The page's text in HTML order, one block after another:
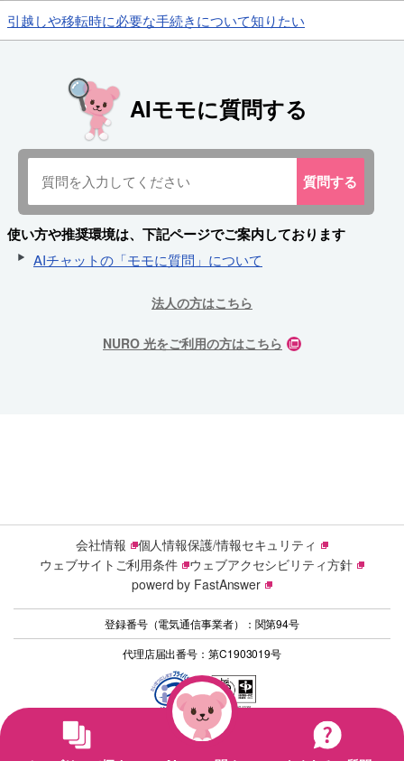
引越しや移転時に必要な手続きについて知りたい
AIモモに質問する
質問する
使い方や推奨環境は、下記ページでご案内しております
AIチャットの「モモに質問」について
法人の方はこちら
NURO 光をご利用の方はこちら
会社情報
個人情報保護/情報セキュリティ
ウェブサイトご利用条件
ウェブアクセシビリティ方針
powerd by FastAnswer
登録番号（電気通信事業者）：関第94号
代理店届出番号：第C1903019号
© 2026 Sony Network Communications Inc.